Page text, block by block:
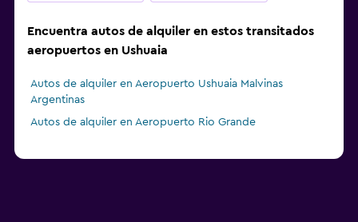
Encuentra autos de alquiler en estos transitados
aeropuertos en Ushuaia
Autos de alquiler en Aeropuerto Ushuaia Malvinas
Argentinas
Autos de alquiler en Aeropuerto Rio Grande